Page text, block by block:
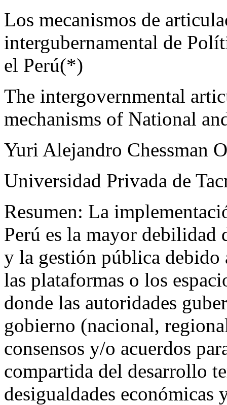
Los mecanismos de
intergubernamental de
el Perú(*)
The intergovernmental
mechanisms of National
Yuri Alejandro Chessman
Universidad Privada de
Resumen: La
Perú es la mayor debilidad
y la gestión pública debido
las plataformas o los
donde las autoridades
gobierno (nacional,
consensos y/o acuerdos
compartida del desarrollo
desigualdades económicas